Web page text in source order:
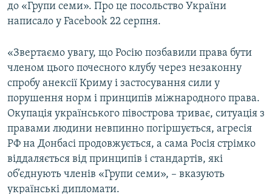
до «Групи семи». Про це посольство України
написало у Facebook 22 серпня.
«Звертаємо увагу, що Росію позбавили права бути
членом цього почесного клубу через незаконну
спробу анексії Криму і застосування сили у
порушення норм і принципів міжнародного права.
Окупація українського півострова триває, ситуація з
правами людини невпинно погіршується, агресія
РФ на Донбасі продовжується, а сама Росія стрімко
віддаляється від принципів і стандартів, які
об’єднують членів «Групи семи», – вказують
українські дипломати.